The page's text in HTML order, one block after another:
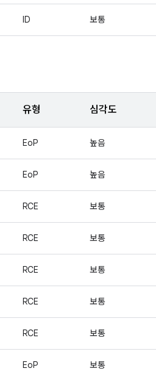
ID 보통
유형 심각도
EoP 높음
EoP 높음
RCE 보통
RCE 보통
RCE 보통
RCE 보통
RCE 보통
EoP 보통